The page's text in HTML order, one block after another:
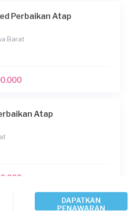
Perbaikan Atap
Barat
Atap
Atap
DAPATKAN
PENAWARAN